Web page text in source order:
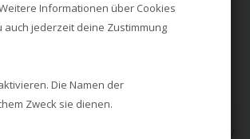
Informationen über Cookies
auch jederzeit deine Zustimmung
Die Namen der
Zweck sie dienen.